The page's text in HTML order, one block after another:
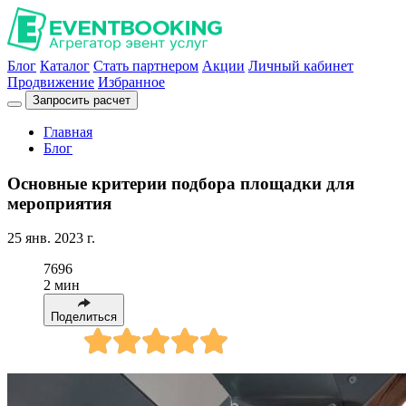
Блог Каталог Стать партнером Акции Личный кабинет
Продвижение Избранное
Запросить расчет
Главная
Блог
Основные критерии подбора площадки для
мероприятия
25 янв. 2023 г.
7696
2 мин
Поделиться